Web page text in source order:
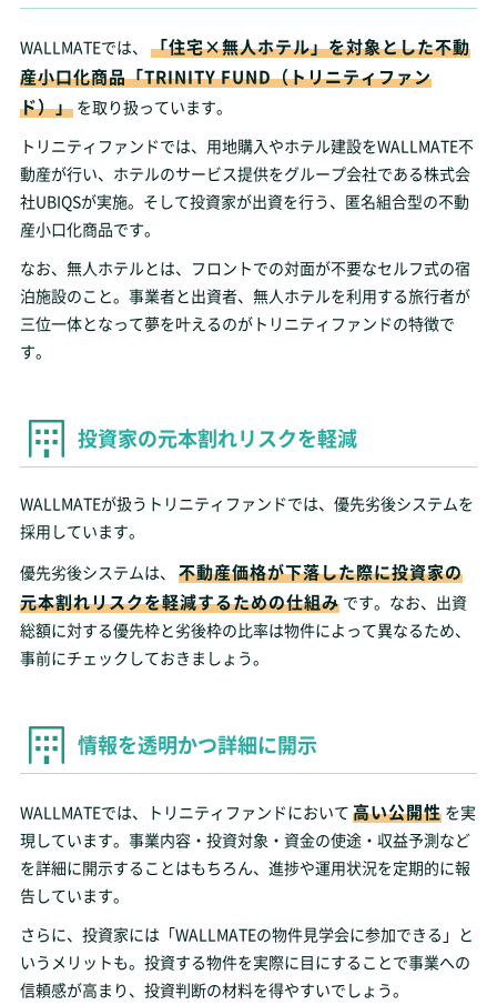
WALLMATEでは、
「住宅×無人ホテル」を対象とした不動
産小口化商品「TRINITY FUND（トリニティファン
ド）」 を取り扱っています。
トリニティファンドでは、用地購入やホテル建設をWALLMATE不
動産が行い、ホテルのサービス提供をグループ会社である株式会
社UBIQSが実施。そして投資家が出資を行う、匿名組合型の不動
産小口化商品です。
なお、無人ホテルとは、フロントでの対面が不要なセルフ式の宿
泊施設のこと。事業者と出資者、無人ホテルを利用する旅行者が
三位一体となって夢を叶えるのがトリニティファンドの特徴で
す。
投資家の元本割れリスクを軽減
WALLMATEが扱うトリニティファンドでは、優先劣後システムを
採用しています。
優先劣後システムは、
不動産価格が下落した際に投資家の
元本割れリスクを軽減するための仕組み です。なお、出資
総額に対する優先枠と劣後枠の比率は物件によって異なるため、
事前にチェックしておきましょう。
情報を透明かつ詳細に開示
WALLMATEでは、トリニティファンドにおいて 高い公開性 を実
現しています。事業内容・投資対象・資金の使途・収益予測など
を詳細に開示することはもちろん、進捗や運用状況を定期的に報
告しています。
さらに、投資家には「WALLMATEの物件見学会に参加できる」と
いうメリットも。投資する物件を実際に目にすることで事業への
信頼感が高まり、投資判断の材料を得やすいでしょう。